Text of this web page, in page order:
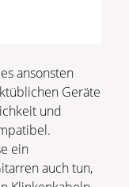
ansonsten
Geräte
und
ein
auch tun,